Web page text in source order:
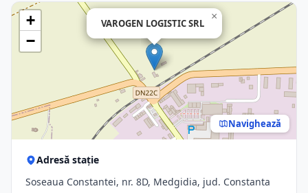
VAROGEN LOGISTIC SRL
×
+
−
Navighează
Adresă stație
Soseaua Constantei, nr. 8D, Medgidia, jud. Constanta